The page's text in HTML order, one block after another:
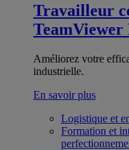
Travailleur
Améliorez votre
industrielle.
En savoir plus
Logistique et
Formation et